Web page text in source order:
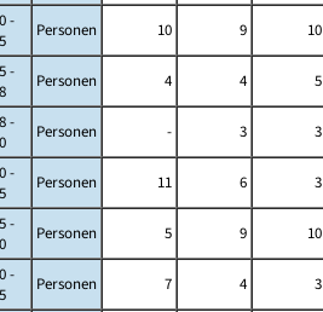
-
Personen 10 9 10
-
Personen 4 4 5
-
Personen - 3 3
-
Personen 11 6 3
-
Personen 5 9 10
-
Personen 7 4 3